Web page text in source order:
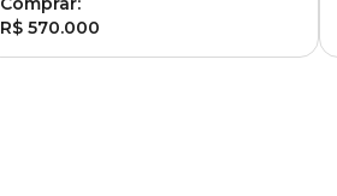
R$ 570.000